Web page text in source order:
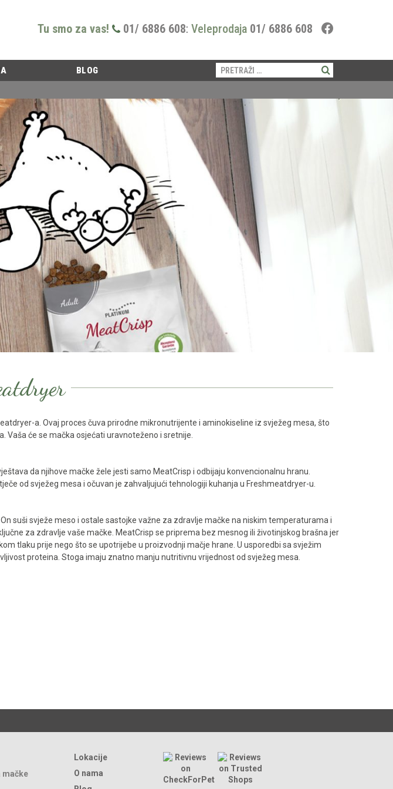
Tu smo za vas! 01/ 6886 608: Veleprodaja 01/ 6886 608
Pretraži:
BLOG
a. Ovaj proces čuva prirodne mikronutrijente i aminokiseline iz svježeg mesa, što
Vaša će se mačka osjećati uravnoteženo i sretnije.
da njihove mačke žele jesti samo MeatCrisp i odbijaju konvencionalnu hranu.
od svježeg mesa i očuvan je zahvaljujući tehnologiji kuhanja u Freshmeatdryer-u.
suši svježe meso i ostale sastojke važne za zdravlje mačke na niskim temperaturama i
za zdravlje vaše mačke. MeatCrisp se priprema bez mesnog ili životinjskog brašna jer
tlaku prije nego što se upotrijebe u proizvodnji mačje hrane. U usporedbi sa svježim
proteina. Stoga imaju znatno manju nutritivnu vrijednost od svježeg mesa.
mačke
Lokacije
O nama